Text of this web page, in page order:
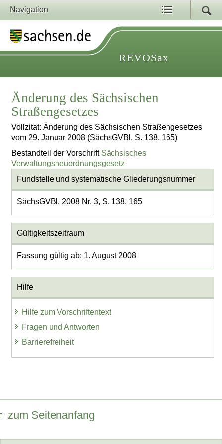
Navigation
REVOSax
Änderung des Sächsischen
Straßengesetzes
Vollzitat: Änderung des Sächsischen Straßengesetzes
vom 29. Januar 2008 (SächsGVBl. S. 138, 165)
Bestandteil der Vorschrift Sächsisches
Verwaltungsneuordnungsgesetz
Fundstelle und systematische Gliederungsnummer
SächsGVBl. 2008 Nr. 3, S. 138, 165
Gültigkeitszeitraum
Fassung gültig ab: 1. August 2008
Hilfe
Hilfe zum Vorschriftentext
Fragen und Antworten
Barrierefreiheit
zum Seitenanfang